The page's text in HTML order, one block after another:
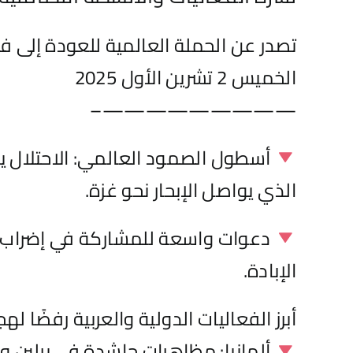
تصدر عن الحملة العالمية للعودة
الخميس 2 تشرين الأول 2025
—————————–
الذي يواصل الإبحار نحو غزة.
دعوات واسعة للمشاركة في إضراب
الإبادة.
أبرز الفعاليات الدولية والعربية